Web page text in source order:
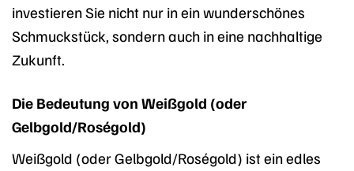
investieren Sie nicht nur in ein wunderschönes
Schmuckstück, sondern auch in eine nachhaltige
Zukunft.
Die Bedeutung von Weißgold (oder
Gelbgold/Roségold)
Weißgold (oder Gelbgold/Roségold) ist ein edles